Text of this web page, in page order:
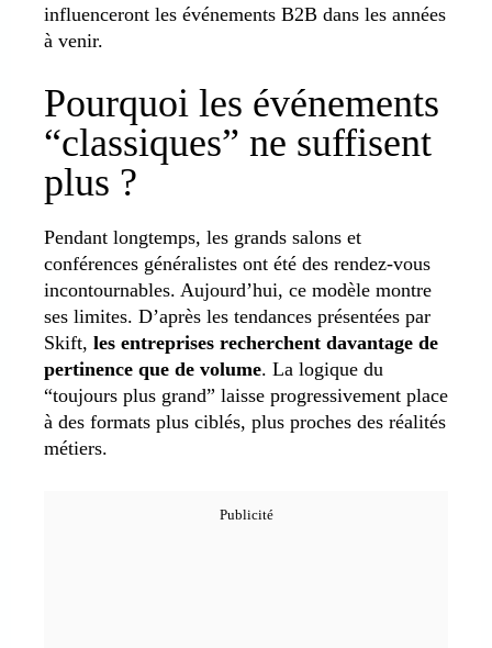
influenceront les événements B2B dans les années
à venir.
Pourquoi les événements
“classiques” ne suffisent
plus ?
Pendant longtemps, les grands salons et
conférences généralistes ont été des rendez-vous
incontournables. Aujourd’hui, ce modèle montre
ses limites. D’après les tendances présentées par
Skift, les entreprises recherchent davantage de
pertinence que de volume. La logique du
“toujours plus grand” laisse progressivement place
à des formats plus ciblés, plus proches des réalités
métiers.